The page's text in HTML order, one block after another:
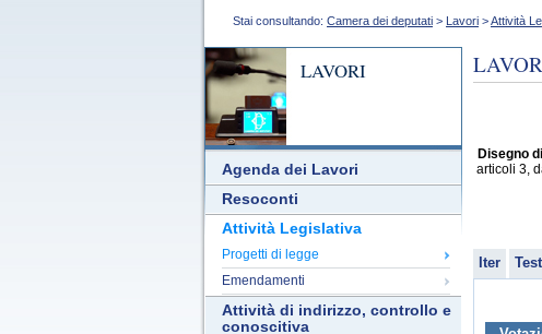
Stai consultando: Camera dei deputati > Lavori >Attività
LAVORI
Agenda dei Lavori
Resoconti
Attività Legislativa
Progetti di legge
Emendamenti
Attività di indirizzo, controllo e
conoscitiva
Disegno
articoli 3,
Iter